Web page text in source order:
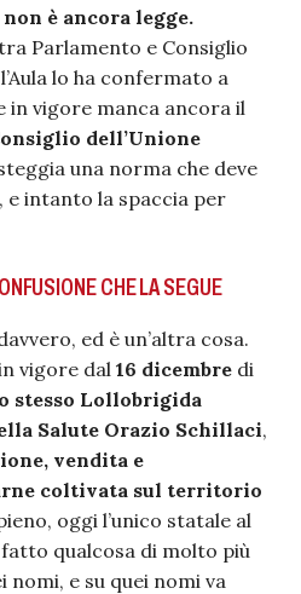
è ancora legge.
Parlamento e Consiglio
lo ha confermato a
in vigore manca ancora il
dell’Unione
una norma che deve
intanto la spaccia per
CHE LA SEGUE
ed è un’altra cosa.
vigore dal 16 dicembre di
stesso Lollobrigida
Salute Orazio Schillaci,
vendita e
coltivata sul territorio
oggi l’unico statale al
qualcosa di molto più
e su quei nomi va